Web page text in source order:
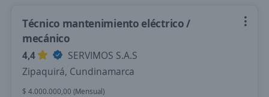
Técnico mantenimiento eléctrico /
mecánico
4,4
SERVIMOS S.A.S
Zipaquirá, Cundinamarca
$ 4.000.000,00 (Mensual)